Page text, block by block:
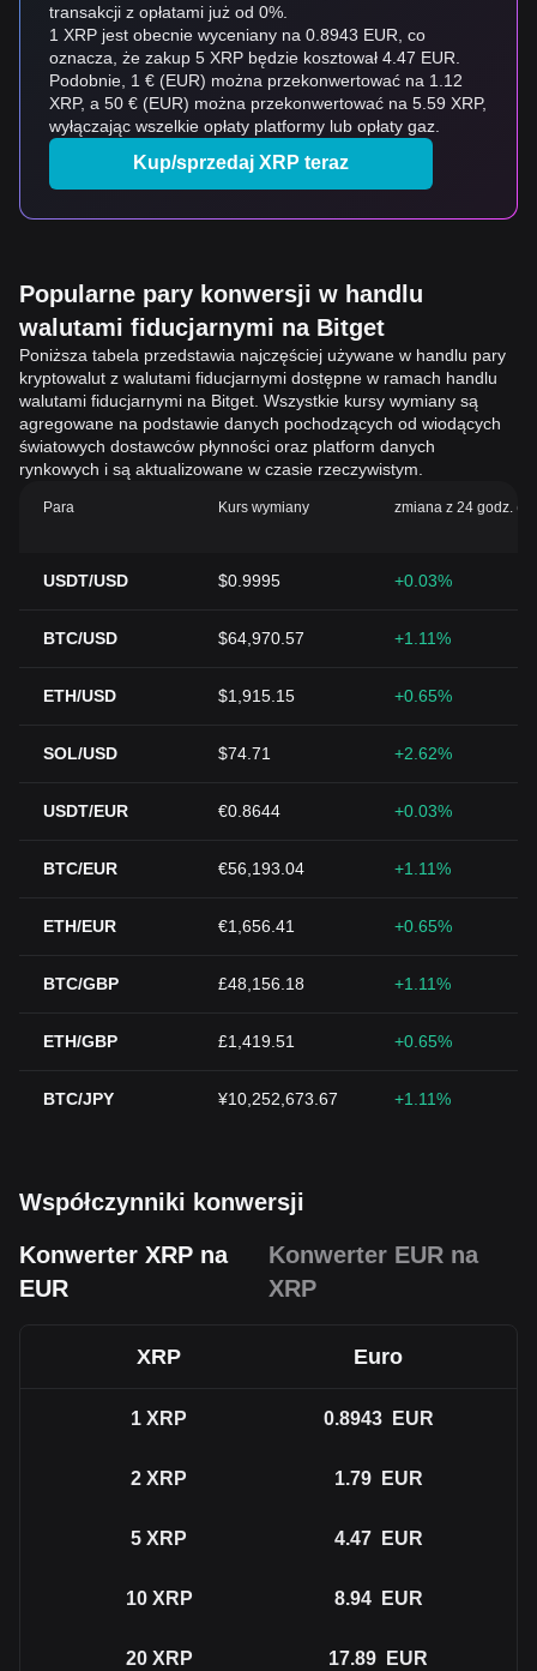
transakcji z opłatami już od 0%.
1 XRP jest obecnie wyceniany na 0.8943 EUR, co
oznacza, że zakup 5 XRP będzie kosztował 4.47 EUR.
Podobnie, 1 € (EUR) można przekonwertować na 1.12
XRP, a 50 € (EUR) można przekonwertować na 5.59 XRP,
wyłączając wszelkie opłaty platformy lub opłaty gaz.
Kup/sprzedaj XRP teraz
Popularne pary konwersji w handlu
walutami fiducjarnymi na Bitget
Poniższa tabela przedstawia najczęściej używane w handlu pary
kryptowalut z walutami fiducjarnymi dostępne w ramach handlu
walutami fiducjarnymi na Bitget. Wszystkie kursy wymiany są
agregowane na podstawie danych pochodzących od wiodących
światowych dostawców płynności oraz platform danych
rynkowych i są aktualizowane w czasie rzeczywistym.
Para Kurs wymiany zmiana z 24 godz.
USDT/USD $0.9995 +0.03%
BTC/USD $64,970.57 +1.11%
ETH/USD $1,915.15 +0.65%
SOL/USD $74.71 +2.62%
USDT/EUR €0.8644 +0.03%
BTC/EUR €56,193.04 +1.11%
ETH/EUR €1,656.41 +0.65%
BTC/GBP £48,156.18 +1.11%
ETH/GBP £1,419.51 +0.65%
BTC/JPY ¥10,252,673.67 +1.11%
Współczynniki konwersji
Konwerter XRP na
EUR
Konwerter EUR na
XRP
XRP Euro
1 XRP 0.8943 EUR
2 XRP 1.79 EUR
5 XRP 4.47 EUR
10 XRP 8.94 EUR
20 XRP 17.89 EUR